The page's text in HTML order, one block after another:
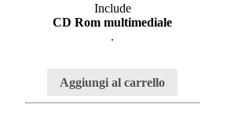
Include
CD Rom multimediale
.
Aggiungi al carrello